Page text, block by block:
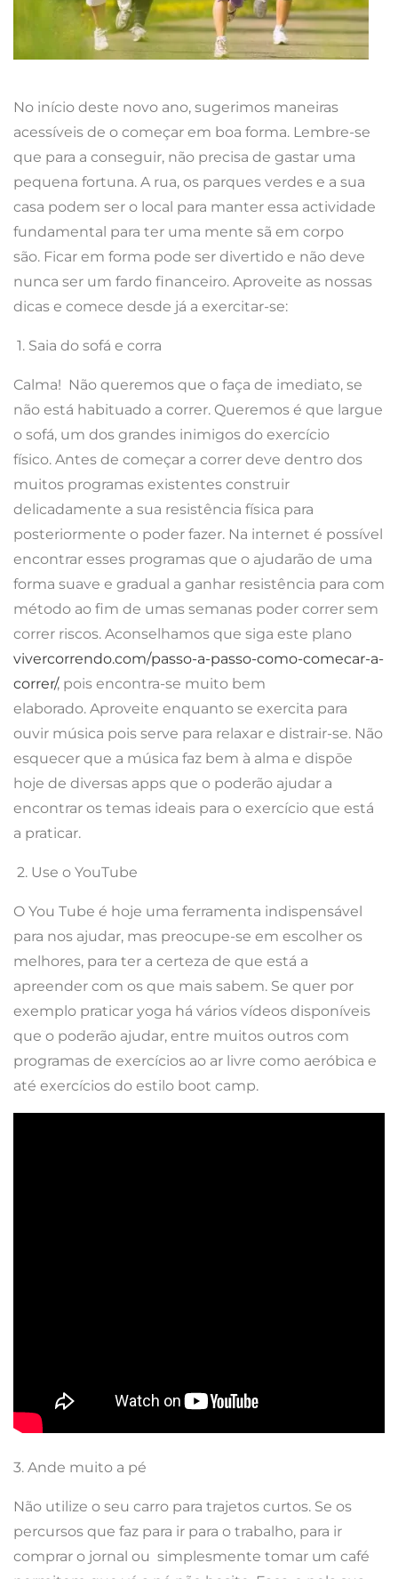
No início deste novo ano, sugerimos maneiras
acessíveis de o começar em boa forma. Lembre-se
que para a conseguir, não precisa de gastar uma
pequena fortuna. A rua, os parques verdes e a sua
casa podem ser o local para manter essa actividade
fundamental para ter uma mente sã em corpo
são. Ficar em forma pode ser divertido e não deve
nunca ser um fardo financeiro. Aproveite as nossas
dicas e comece desde já a exercitar-se:
1. Saia do sofá e corra
Calma! Não queremos que o faça de imediato, se
não está habituado a correr. Queremos é que largue
o sofá, um dos grandes inimigos do exercício
físico. Antes de começar a correr deve dentro dos
muitos programas existentes construir
delicadamente a sua resistência física para
posteriormente o poder fazer. Na internet é possível
encontrar esses programas que o ajudarão de uma
forma suave e gradual a ganhar resistência para com
método ao fim de umas semanas poder correr sem
correr riscos. Aconselhamos que siga este plano
vivercorrendo.com/passo-a-passo-como-comecar-a-
correr/, pois encontra-se muito bem
elaborado. Aproveite enquanto se exercita para
ouvir música pois serve para relaxar e distrair-se. Não
esquecer que a música faz bem à alma e dispōe
hoje de diversas apps que o poderão ajudar a
encontrar os temas ideais para o exercício que está
a praticar.
2. Use o YouTube
O You Tube é hoje uma ferramenta indispensável
para nos ajudar, mas preocupe-se em escolher os
melhores, para ter a certeza de que está a
apreender com os que mais sabem. Se quer por
exemplo praticar yoga há vários vídeos disponíveis
que o poderão ajudar, entre muitos outros com
programas de exercícios ao ar livre como aeróbica e
até exercícios do estilo boot camp.
3. Ande muito a pé
Não utilize o seu carro para trajetos curtos. Se os
percursos que faz para ir para o trabalho, para ir
comprar o jornal ou simplesmente tomar um café